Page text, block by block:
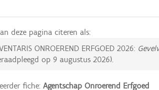
deze pagina citeren als:
ONROEREND ERFGOED 2026:
op9 augustus 2026).
fiche:Agentschap Onroerend Erfgoed